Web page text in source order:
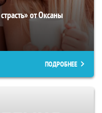
от Оксаны
ПОДРОБНЕЕ